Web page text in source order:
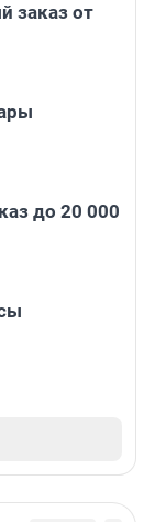
заказ от
до 20 000